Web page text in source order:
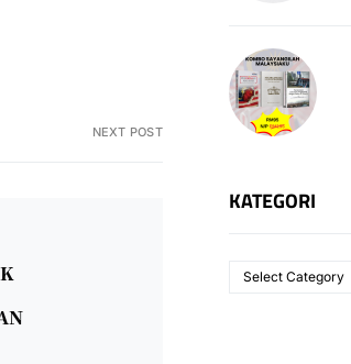
NEXT POST
KATEGORI